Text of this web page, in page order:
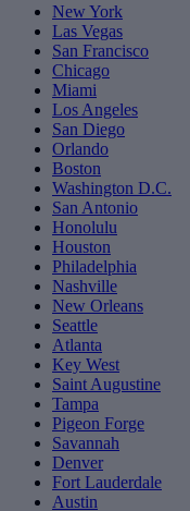
New York
Las Vegas
San Francisco
Chicago
Miami
Los Angeles
San Diego
Orlando
Boston
Washington D.C.
San Antonio
Honolulu
Houston
Philadelphia
Nashville
New Orleans
Seattle
Atlanta
Key West
Saint Augustine
Tampa
Pigeon Forge
Savannah
Denver
Fort Lauderdale
Austin